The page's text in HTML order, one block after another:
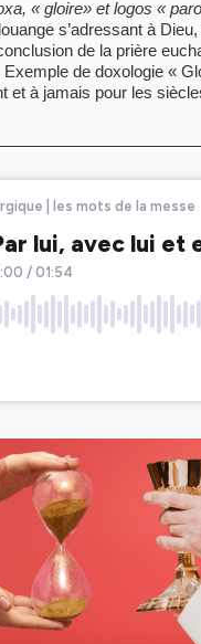
« gloire» et logos «
s’adressant à
de la prière
de doxologie «
et à jamais pour les